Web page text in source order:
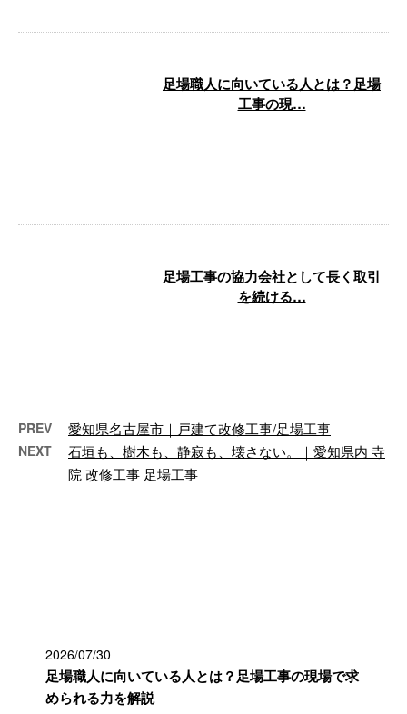
足場職人に向いている人とは？足場
工事の現…
足場工事の協力会社として長く取引
を続ける…
PREV 愛知県名古屋市｜戸建て改修工事/足場工事
NEXT
石垣も、樹木も、静寂も、壊さない。｜愛知県内 寺
院 改修工事 足場工事
2026/07/30
足場職人に向いている人とは？足場工事の現場で求
められる力を解説